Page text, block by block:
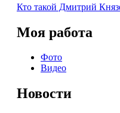
Кто такой Дмитрий
Моя работа
Фото
Видео
Новости